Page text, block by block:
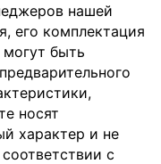
нашей
его комплектация
быть
носят
характер и не
с